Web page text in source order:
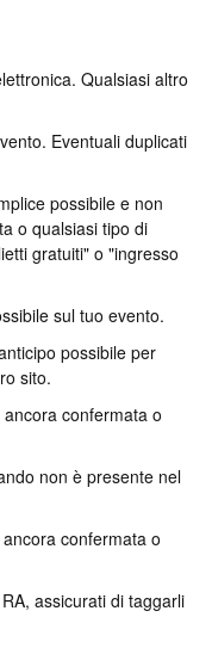
Qualsiasi altro
Eventuali duplicati
possibile e non
o qualsiasi tipo di
gratuiti" o "ingresso
sul tuo evento.
possibile per
sito.
confermata o
non è presente nel
confermata o
assicurati di taggarli